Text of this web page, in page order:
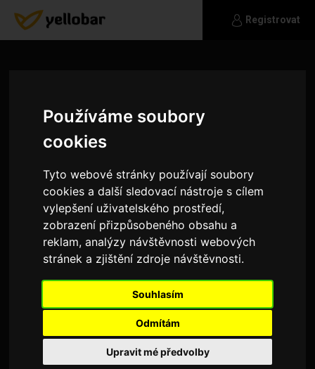
Používáme soubory
cookies
Tyto webové stránky používají soubory
cookies a další sledovací nástroje s cílem
vylepšení uživatelského prostředí,
zobrazení přizpůsobeného obsahu a
reklam, analýzy návštěvnosti webových
stránek a zjištění zdroje návštěvnosti.
Souhlasím
Odmítám
Upravit mé předvolby
Registrovat
alcK
Turistika.hudba,divadlo
53